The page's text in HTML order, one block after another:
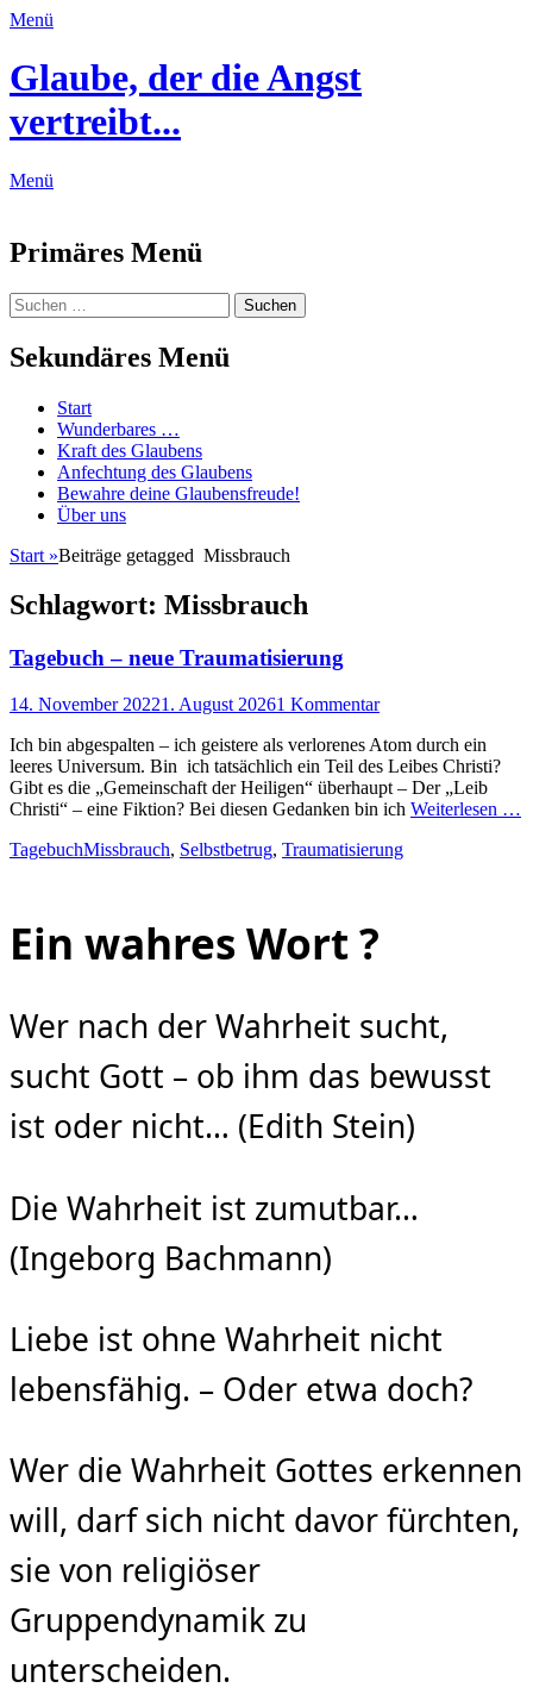
Menü
Glaube, der die Angst
vertreibt...
Menü
Primäres Menü
Zum
Inhalt
springen
Suchen
Suchen
nach:
Sekundäres Menü
Zum
Inhalt
springen
Start
Wunderbares …
Kraft des Glaubens
Anfechtung des Glaubens
Bewahre deine Glaubensfreude!
Über uns
Start »Beiträge getagged Missbrauch
Schlagwort: Missbrauch
Tagebuch – neue Traumatisierung
Posted
14. November 20221. August 20261 Kommentar
Ich bin abgespalten – ich geistere als verlorenes Atom durch ein
leeres Universum. Bin ich tatsächlich ein Teil des Leibes Christi?
Gibt es die „Gemeinschaft der Heiligen“ überhaupt – Der „Leib
Christi“ – eine Fiktion? Bei diesen Gedanken bin ich Weiterlesen …
Kategorien
TagebuchSchlagworte
Missbrauch, Selbstbetrug, Traumatisierung
Ein wahres Wort ?
Wer nach der Wahrheit sucht,
sucht Gott – ob ihm das bewusst
ist oder nicht… (Edith Stein)
Die Wahrheit ist zumutbar…
(Ingeborg Bachmann)
Liebe ist ohne Wahrheit nicht
lebensfähig. – Oder etwa doch?
Wer die Wahrheit Gottes erkennen
will, darf sich nicht davor fürchten,
sie von religiöser
Gruppendynamik zu
unterscheiden.